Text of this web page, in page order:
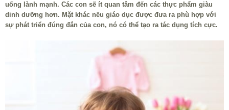
uống lành mạnh. Các con sẽ ít quan tâm đến các thực phẩm giàu
dinh dưỡng hơn. Mặt khác nếu giáo dục được đưa ra phù hợp với
sự phát triển đúng đắn của con, nó có thể tạo ra tác dụng tích cực.